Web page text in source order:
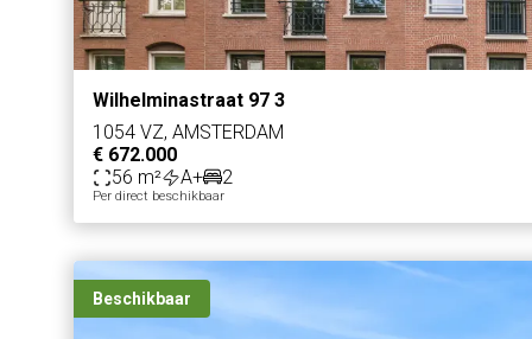
Wilhelminastraat 97 3
1054 VZ, AMSTERDAM
€ 672.000
56 m²
A+ 2
Per direct beschikbaar
Beschikbaar